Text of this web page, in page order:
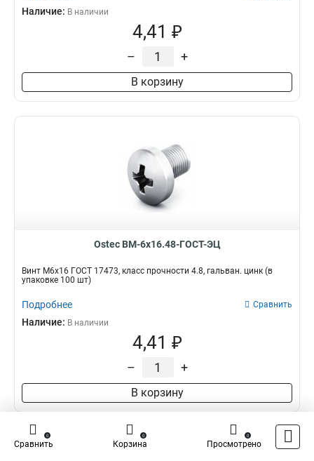
Наличие: В наличии
4,41 ₽
– +
В корзину
Ostec ВМ-6х16.48-ГОСТ-ЭЦ
Винт М6х16 ГОСТ 17473, класс прочности 4.8, гальван. цинк (в
упаковке 100 шт)
Подробнее Сравнить
Наличие: В наличии
4,41 ₽
– +
В корзину
Сравнить
0
Корзина
0
Просмотрено
0